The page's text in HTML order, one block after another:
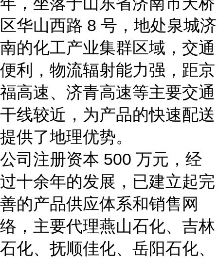
区华山西路 8 号，地处泉城济
南的化工产业集群区域，交通
便利，物流辐射能力强，距京
福高速、济青高速等主要交通
干线较近，为产品的快速配送
提供了地理优势。
公司注册资本 500 万元，经
过十余年的发展，已建立起完
善的产品供应体系和销售网
络，主要代理燕山石化、吉林
石化、抚顺佳化、岳阳石化、